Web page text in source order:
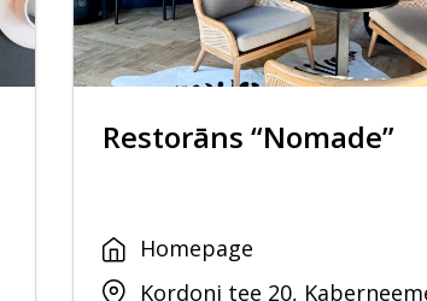
Restorāns “Nomade”
Homepage
Kordoni tee 20,